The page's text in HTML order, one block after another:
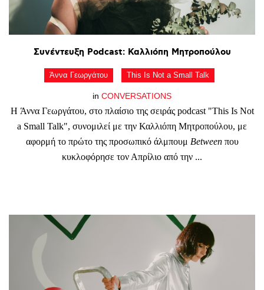
Συνέντευξη Podcast: Καλλιόπη Μητροπούλου
Άννα Γεωργάτου This Is Not a Small Talk
in CONVERSATIONS
Η Άννα Γεωργάτου, στο πλαίσιο της σειράς podcast "This Is Not
a Small Talk", συνομιλεί με την Καλλιόπη Μητροπούλου, με
αφορμή το πρώτο της προσωπικό άλμπουμ Between που
κυκλοφόρησε τον Απρίλιο από την ...